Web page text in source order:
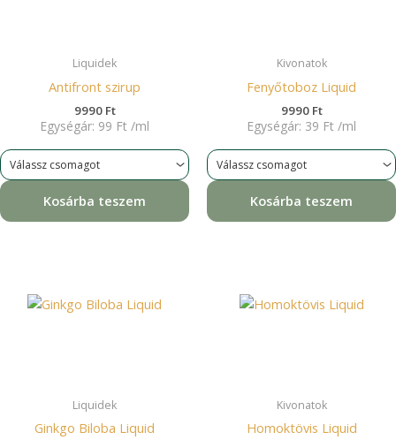
Liquidek
Antifront szirup
9990 Ft
Egységár: 99 Ft /ml
Kosárba teszem
Kivonatok
Fenyőtoboz Liquid
9990 Ft
Egységár: 39 Ft /ml
Kosárba teszem
Liquidek
Ginkgo Biloba Liquid
Kivonatok
Homoktövis Liquid